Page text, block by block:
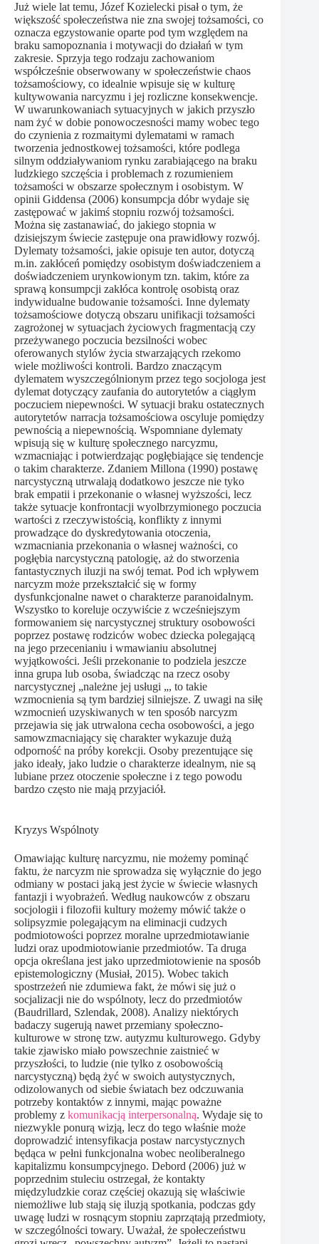
Już wiele lat temu, Józef Kozielecki pisał o tym, że
większość społeczeństwa nie zna swojej tożsamości, co
oznacza egzystowanie oparte pod tym względem na
braku samopoznania i motywacji do działań w tym
zakresie. Sprzyja tego rodzaju zachowaniom
współcześnie obserwowany w społeczeństwie chaos
tożsamościowy, co idealnie wpisuje się w kulturę
kultywowania narcyzmu i jej rozliczne konsekwencje.
W uwarunkowaniach sytuacyjnych w jakich przyszło
nam żyć w dobie ponowoczesności mamy wobec tego
do czynienia z rozmaitymi dylematami w ramach
tworzenia jednostkowej tożsamości, które podlega
silnym oddziaływaniom rynku zarabiającego na braku
ludzkiego szczęścia i problemach z rozumieniem
tożsamości w obszarze społecznym i osobistym. W
opinii Giddensa (2006) konsumpcja dóbr wydaje się
zastępować w jakimś stopniu rozwój tożsamości.
Można się zastanawiać, do jakiego stopnia w
dzisiejszym świecie zastępuje ona prawidłowy rozwój.
Dylematy tożsamości, jakie opisuje ten autor, dotyczą
m.in. zakłóceń pomiędzy osobistym doświadczeniem a
doświadczeniem urynkowionym tzn. takim, które za
sprawą konsumpcji zakłóca kontrolę osobistą oraz
indywidualne budowanie tożsamości. Inne dylematy
tożsamościowe dotyczą obszaru unifikacji tożsamości
zagrożonej w sytuacjach życiowych fragmentacją czy
przeżywanego poczucia bezsilności wobec
oferowanych stylów życia stwarzających rzekomo
wiele możliwości kontroli. Bardzo znaczącym
dylematem wyszczególnionym przez tego socjologa jest
dylemat dotyczący zaufania do autorytetów a ciągłym
poczuciem niepewności. W sytuacji braku ostatecznych
autorytetów narracja tożsamościowa oscyluje pomiędzy
pewnością a niepewnością. Wspomniane dylematy
wpisują się w kulturę społecznego narcyzmu,
wzmacniając i potwierdzając pogłębiające się tendencje
o takim charakterze. Zdaniem Millona (1990) postawę
narcystyczną utrwalają dodatkowo jeszcze nie tyko
brak empatii i przekonanie o własnej wyższości, lecz
także sytuacje konfrontacji wyolbrzymionego poczucia
wartości z rzeczywistością, konflikty z innymi
prowadzące do dyskredytowania otoczenia,
wzmacniania przekonania o własnej ważności, co
pogłębia narcystyczną patologię, aż do stworzenia
fantastycznych iluzji na swój temat. Pod ich wpływem
narcyzm może przekształcić się w formy
dysfunkcjonalne nawet o charakterze paranoidalnym.
Wszystko to koreluje oczywiście z wcześniejszym
formowaniem się narcystycznej struktury osobowości
poprzez postawę rodziców wobec dziecka polegającą
na jego przecenianiu i wmawianiu absolutnej
wyjątkowości. Jeśli przekonanie to podziela jeszcze
inna grupa lub osoba, świadcząc na rzecz osoby
narcystycznej „należne jej usługi „, to takie
wzmocnienia są tym bardziej silniejsze. Z uwagi na siłę
wzmocnień uzyskiwanych w ten sposób narcyzm
przejawia się jak utrwalona cecha osobowości, a jego
samowzmacniający się charakter wykazuje dużą
odporność na próby korekcji. Osoby prezentujące się
jako ideały, jako ludzie o charakterze idealnym, nie są
lubiane przez otoczenie społeczne i z tego powodu
bardzo często nie mają przyjaciół.
Kryzys Wspólnoty
Omawiając kulturę narcyzmu, nie możemy pominąć
faktu, że narcyzm nie sprowadza się wyłącznie do jego
odmiany w postaci jaką jest życie w świecie własnych
fantazji i wyobrażeń. Według naukowców z obszaru
socjologii i filozofii kultury możemy mówić także o
solipsyzmie polegającym na eliminacji cudzych
podmiotowości poprzez moralne uprzedmiotawianie
ludzi oraz upodmiotowianie przedmiotów. Ta druga
opcja określana jest jako uprzedmiotowienie na sposób
epistemologiczny (Musiał, 2015). Wobec takich
spostrzeżeń nie zdumiewa fakt, że mówi się już o
socjalizacji nie do wspólnoty, lecz do przedmiotów
(Baudrillard, Szlendak, 2008). Analizy niektórych
badaczy sugerują nawet przemiany społeczno-
kulturowe w stronę tzw. autyzmu kulturowego. Gdyby
takie zjawisko miało powszechnie zaistnieć w
przyszłości, to ludzie (nie tylko z osobowością
narcystyczną) będą żyć w swoich autystycznych,
odizolowanych od siebie światach bez odczuwania
potrzeby kontaktów z innymi, mając poważne
problemy z komunikacją interpersonalną. Wydaje się to
niezwykle ponurą wizją, lecz do tego właśnie może
doprowadzić intensyfikacja postaw narcystycznych
będąca w pełni funkcjonalna wobec neoliberalnego
kapitalizmu konsumpcyjnego. Debord (2006) już w
poprzednim stuleciu ostrzegał, że kontakty
międzyludzkie coraz częściej okazują się właściwie
niemożliwe lub stają się iluzją spotkania, podczas gdy
uwagę ludzi w rosnącym stopniu zaprzątają przedmioty,
w szczególności towary. Uważał, że społeczeństwu